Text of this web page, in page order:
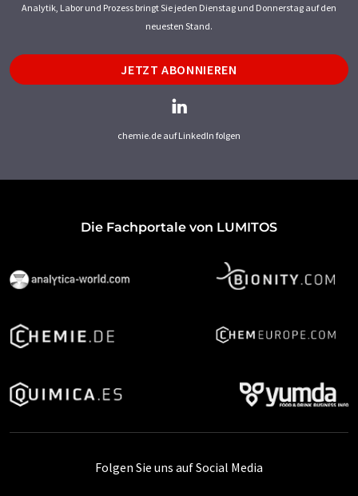
Analytik, Labor und Prozess bringt Sie jeden Dienstag und Donnerstag auf den
neuesten Stand.
JETZT ABONNIEREN
chemie.de auf LinkedIn folgen
Die Fachportale von LUMITOS
Folgen Sie uns auf Social Media